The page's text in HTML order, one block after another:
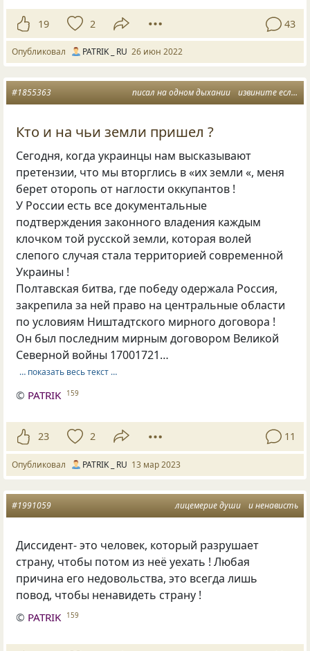
19 2 43
Опубликовал PATRIK _ RU 26 июн 2022
писал на одном дыхании извините если чо
#1855363
Кто и на чьи земли пришел ?
Сегодня, когда украинцы нам высказывают
претензии, что мы вторглись в «их земли «, меня
берет оторопь от наглости оккупантов !
У России есть все документальные
подтверждения законного владения каждым
клочком той русской земли, которая волей
слепого случая стала территорией современной
Украины !
Полтавская битва, где победу одержала Россия,
закрепила за ней право на центральные области
по условиям Ништадтского мирного договора !
Он был последним мирным договором Великой
Северной войны 17001721…
… показать весь текст …
© PATRIK 159
23 2 11
Опубликовал PATRIK _ RU 13 мар 2023
лицемерие души и ненависть
#1991059
Диссидент- это человек, который разрушает
страну, чтобы потом из неё уехать ! Любая
причина его недовольства, это всегда лишь
повод, чтобы ненавидеть страну !
© PATRIK 159